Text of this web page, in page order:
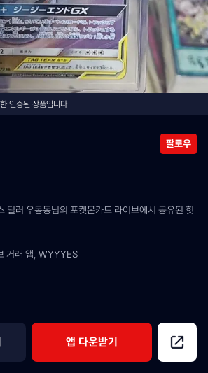
인증된 상품입니다
팔로우
러 우동동님의 포켓몬카드 라이브에서 공유된 힛
거래 앱, WYYYES
앱 다운받기